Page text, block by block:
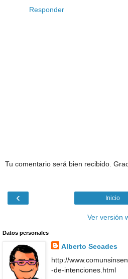
Responder
Tu comentario será bien recibido.
‹ Inicio
Ver versión
Datos personales
Alberto Secades
http://
-de-intenciones.html